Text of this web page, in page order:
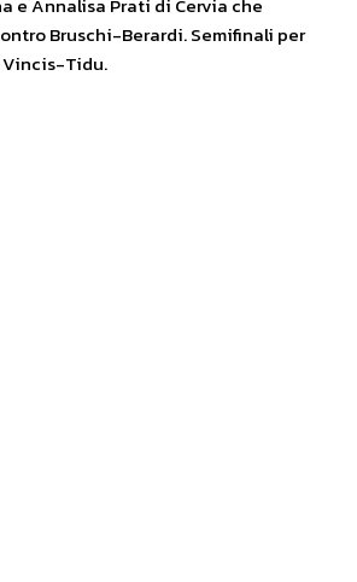
e Annalisa Prati di Cervia che
Bruschi-Berardi. Semifinali per
Tidu.